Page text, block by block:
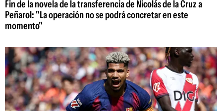
Fin de la novela de la transferencia de Nicolás de la Cruz a
Peñarol: "La operación no se podrá concretar en este
momento"